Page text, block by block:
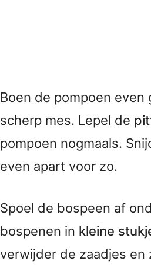
Boen de pompoen
scherp mes. Lepel de
pompoen nogmaals.
even apart voor zo.
Spoel de bospeen af
bospenen in kleine
verwijder de zaadjes en